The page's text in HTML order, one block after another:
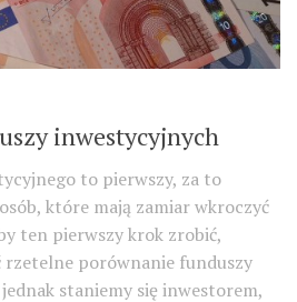
inwestycyjnych
to pierwszy, za to
które mają zamiar wkroczyć
ten pierwszy krok zrobić,
porównanie funduszy
staniemy się inwestorem,